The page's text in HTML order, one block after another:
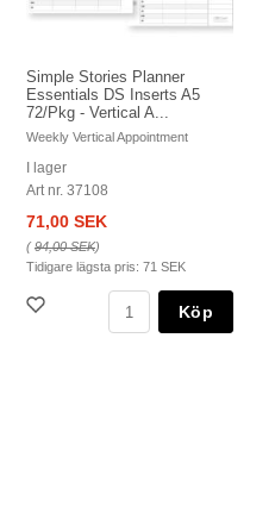
Simple Stories Planner
Essentials DS Inserts A5
72/Pkg - Vertical A...
Weekly Vertical Appointment
I lager
Art nr. 37108
71,00 SEK
(94,00 SEK)
Tidigare lägsta pris: 71 SEK
Köp